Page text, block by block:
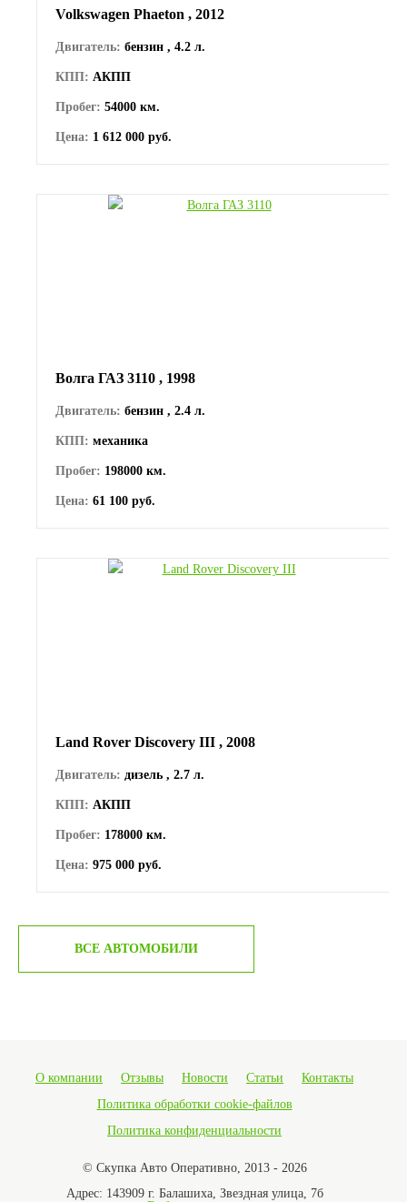
Volkswagen Phaeton , 2012
Двигатель: бензин , 4.2 л.
КПП: АКПП
Пробег: 54000 км.
Цена: 1 612 000 руб.
Волга ГАЗ 3110 , 1998
Двигатель: бензин , 2.4 л.
КПП: механика
Пробег: 198000 км.
Цена: 61 100 руб.
Land Rover Discovery III , 2008
Двигатель: дизель , 2.7 л.
КПП: АКПП
Пробег: 178000 км.
Цена: 975 000 руб.
ВСЕ АВТОМОБИЛИ
О компании Отзывы Новости Статьи
Контакты
Политика обработки cookie-файлов
Политика конфиденциальности
© Скупка Авто Оперативно, 2013 - 2026
Адрес: 143909 г. Балашиха, Звездная улица, 7б